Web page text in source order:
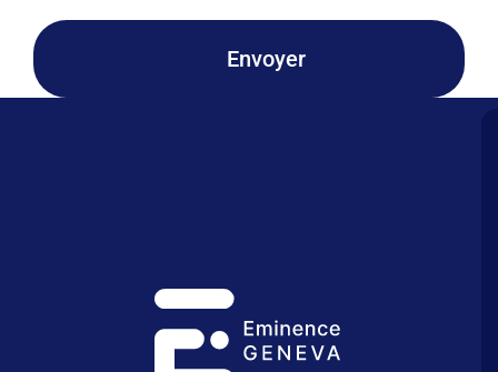
Envoyer